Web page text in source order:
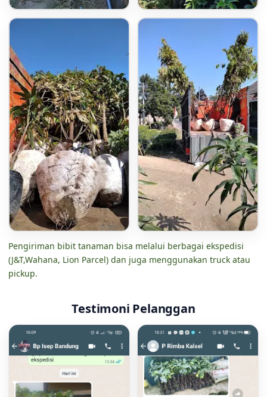
Pengiriman bibit tanaman bisa melalui berbagai ekspedisi
(J&T,Wahana, Lion Parcel) dan juga menggunakan truck atau
pickup.
Testimoni Pelanggan